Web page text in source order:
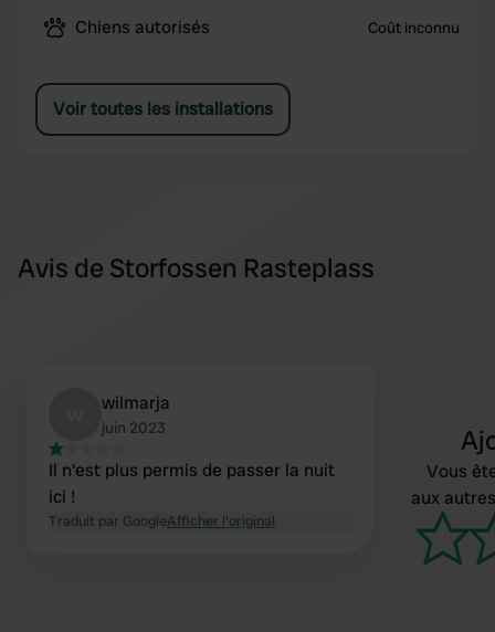
Chiens autorisés Coût inconnu
Voir toutes les installations
Avis de Storfossen Rasteplass
wilmarja
juin 2023
Il n'est plus permis de passer la nuit
ici !
Traduit par GoogleAfficher l'original
Vous
aux